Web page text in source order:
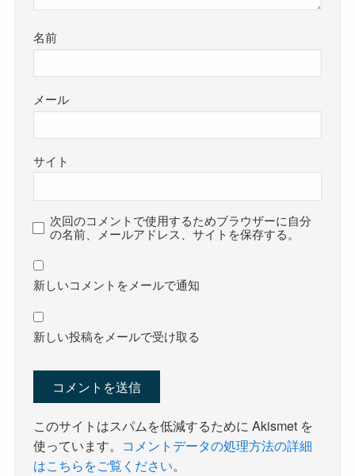
名前
メール
サイト
次回のコメントで使用するためブラウザーに自分
の名前、メールアドレス、サイトを保存する。
新しいコメントをメールで通知
新しい投稿をメールで受け取る
このサイトはスパムを低減するために Akismet を
使っています。 コメントデータの処理方法の詳細
はこちらをご覧ください。